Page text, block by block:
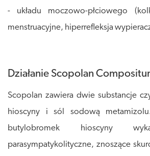
- układu moczowo-płciowego
menstruacyjne, hiperrefleksja
Działanie Scopolan
Scopolan zawiera dwie substancje
hioscyny i sól sodową
butylobromek hioscyny
parasympatykolityczne, znoszące